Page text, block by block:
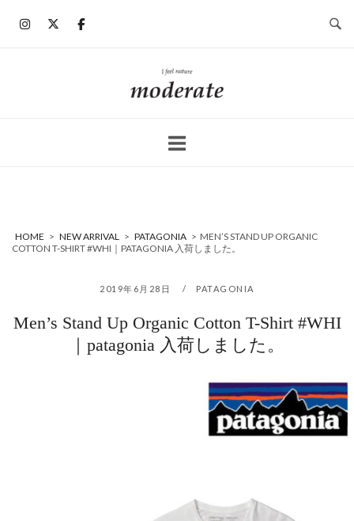
ホ
ー
HOME > NEW ARRIVAL > PATAGONIA > MEN’S STAND UP ORGANIC
COTTON T-SHIRT #WHI｜PATAGONIA 入荷しました。
2019年6月28日 PATAGONIA
Men’s Stand Up Organic Cotton T-Shirt #WHI
｜patagonia 入荷しました。